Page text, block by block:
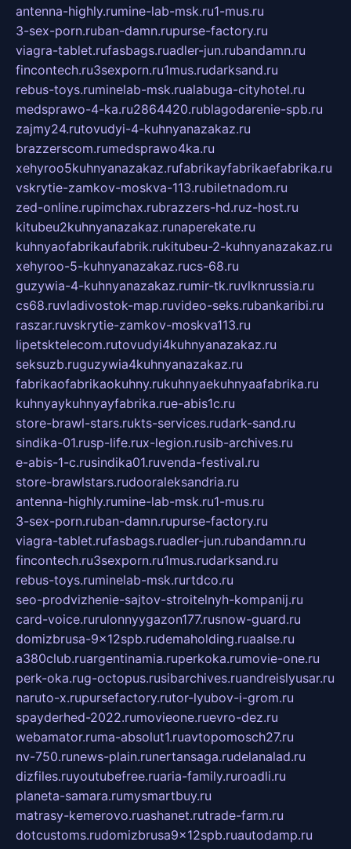
antenna-highly.rumine-lab-msk.ru1-mus.ru
3-sex-porn.ruban-damn.rupurse-factory.ru
viagra-tablet.rufasbags.ruadler-jun.rubandamn.ru
fincontech.ru3sexporn.ru1mus.rudarksand.ru
rebus-toys.ruminelab-msk.rualabuga-cityhotel.ru
medsprawo-4-ka.ru2864420.rublagodarenie-spb.ru
zajmy24.rutovudyi-4-kuhnyanazakaz.ru
brazzerscom.rumedsprawo4ka.ru
xehyroo5kuhnyanazakaz.rufabrikayfabrikaefabrika.ru
vskrytie-zamkov-moskva-113.rubiletnadom.ru
zed-online.rupimchax.rubrazzers-hd.ruz-host.ru
kitubeu2kuhnyanazakaz.runaperekate.ru
kuhnyaofabrikaufabrik.rukitubeu-2-kuhnyanazakaz.ru
xehyroo-5-kuhnyanazakaz.rucs-68.ru
guzywia-4-kuhnyanazakaz.rumir-tk.ruvlknrussia.ru
cs68.ruvladivostok-map.ruvideo-seks.rubankaribi.ru
raszar.ruvskrytie-zamkov-moskva113.ru
lipetsktelecom.rutovudyi4kuhnyanazakaz.ru
seksuzb.ruguzywia4kuhnyanazakaz.ru
fabrikaofabrikaokuhny.rukuhnyaekuhnyaafabrika.ru
kuhnyaykuhnyayfabrika.rue-abis1c.ru
store-brawl-stars.rukts-services.rudark-sand.ru
sindika-01.rusp-life.rux-legion.rusib-archives.ru
e-abis-1-c.rusindika01.ruvenda-festival.ru
store-brawlstars.rudooraleksandria.ru
antenna-highly.rumine-lab-msk.ru1-mus.ru
3-sex-porn.ruban-damn.rupurse-factory.ru
viagra-tablet.rufasbags.ruadler-jun.rubandamn.ru
fincontech.ru3sexporn.ru1mus.rudarksand.ru
rebus-toys.ruminelab-msk.rurtdco.ru
seo-prodvizhenie-sajtov-stroitelnyh-kompanij.ru
card-voice.rurulonnyygazon177.rusnow-guard.ru
domizbrusa-9x12spb.rudemaholding.ruaalse.ru
a380club.ruargentinamia.ruperkoka.rumovie-one.ru
perk-oka.rug-octopus.rusibarchives.ruandreislyusar.ru
naruto-x.rupursefactory.rutor-lyubov-i-grom.ru
spayderhed-2022.rumovieone.ruevro-dez.ru
webamator.ruma-absolut1.ruavtopomosch27.ru
nv-750.runews-plain.runertansaga.rudelanalad.ru
dizfiles.ruyoutubefree.ruaria-family.ruroadli.ru
planeta-samara.rumysmartbuy.ru
matrasy-kemerovo.ruashanet.rutrade-farm.ru
dotcustoms.rudomizbrusa9x12spb.ruautodamp.ru